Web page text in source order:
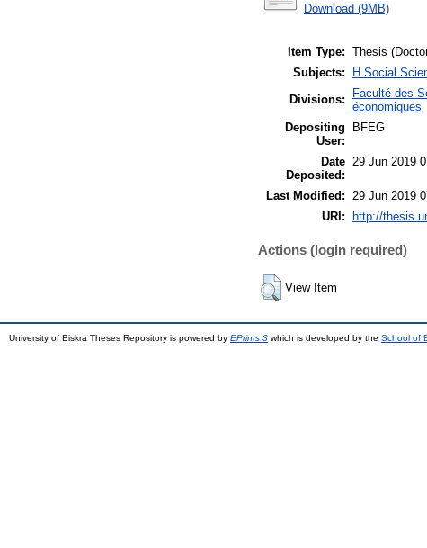
Download (9MB)
Item Type: Thesis
Subjects:
H Social
Divisions:
Faculté des
économiques
Depositing
User:
BFEG
Date
Deposited:
29 Jun 2019
Last Modified: 29 Jun 2019
URI:
http://
Actions (login required)
View Item
University of Biskra Theses Repository is powered by EPrints 3 which is developed by the School of